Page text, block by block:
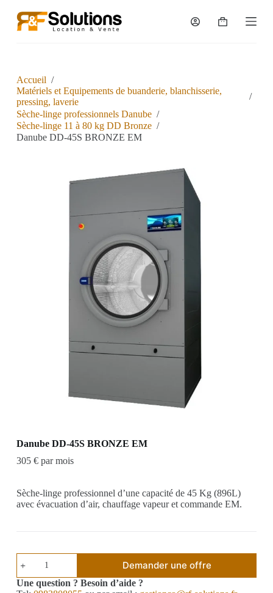
u
o
Accueil /
Matériels et Equipements de buanderie, blanchisserie,
pressing, laverie
/
Sèche-linge professionnels Danube /
Sèche-linge 11 à 80 kg DD Bronze /
Danube DD-45S BRONZE EM
Danube DD-45S BRONZE EM
305 € par mois
Sèche-linge professionnel d’une capacité de 45 Kg (896L)
avec évacuation d’air, chauffage vapeur et commande EM.
Demander une offre
Une question ? Besoin d’aide ?